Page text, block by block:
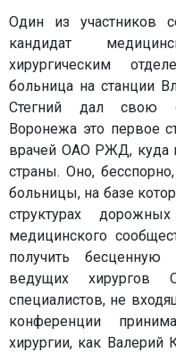
Один из участников
кандидат
хирургическим
больница на станции
Стегний дал свою
Воронежа это первое
врачей ОАО РЖД, куда
страны. Оно,
больницы, на базе
структурах
медицинского
получить
ведущих
специалистов, не
конференции
хирургии, как